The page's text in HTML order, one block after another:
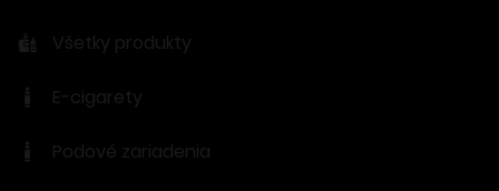
Všetky produkty
E-cigarety
Podové zariadenia